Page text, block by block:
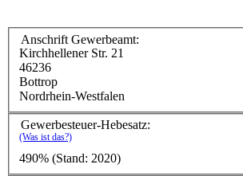
Anschrift Gewerbeamt:
Kirchhellener Str. 21
46236
Bottrop
Nordrhein-Westfalen
Gewerbesteuer-Hebesatz:
(Was ist das?)
490% (Stand: 2020)